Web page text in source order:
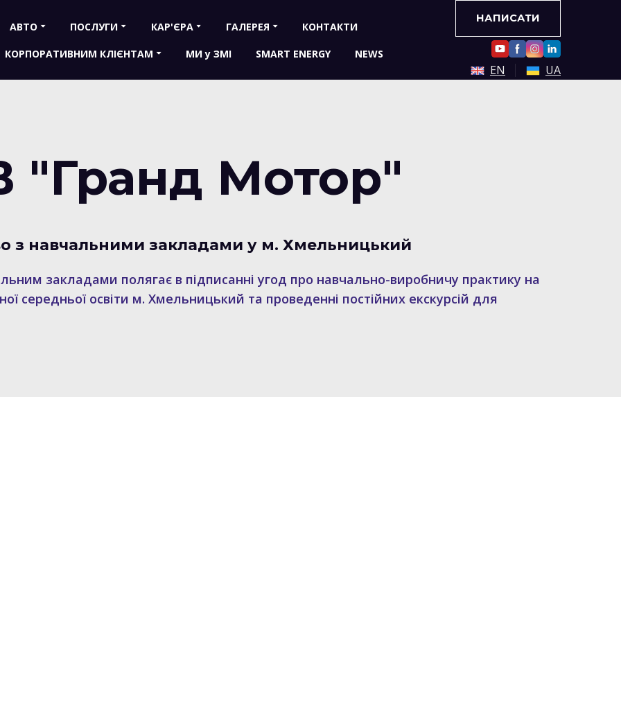
АВТО ПОСЛУГИ КАР'ЄРА ГАЛЕРЕЯ КОНТАКТИ
КОРПОРАТИВНИМ КЛІЄНТАМ МИ у ЗМІ SMART ENERGY NEWS
НАПИСАТИ
EN UA
"Гранд Мотор"
з навчальними закладами у м. Хмельницький
закладами полягає в підписанні угод про навчально-виробничу практику на
середньої освіти м. Хмельницький та проведенні постійних екскурсій для